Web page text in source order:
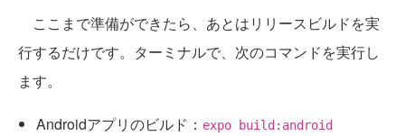
ここまで準備ができたら、あとはリリースビルドを実
行するだけです。ターミナルで、次のコマンドを実行し
ます。
Androidアプリのビルド： expo build:android